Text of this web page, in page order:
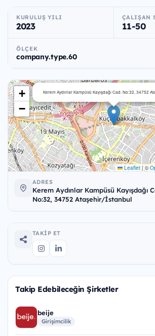
KURULUŞ YILI
2023
ÇALIŞAN
11-50
ÖLÇEK
company.type.60
Kerem Aydınlar Kampüsü Kayışdağı Cad. No:32, 34752​
+
−
Leaflet |©
ADRES
Kerem Aydınlar Kampüsü Kayışdağı
No:32, 34752​ Ataşehir/İstanbul
TAKIP ET
Takip Edebileceğin Şirketler
beije
Girişimcilik